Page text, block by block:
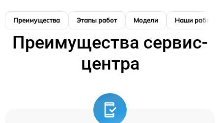
Преимущества Этапы работ Модели Наши работы
Преимущества сервис-
центра